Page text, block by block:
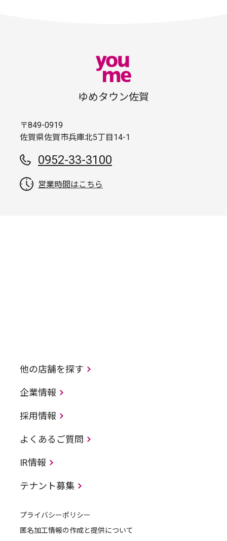
ゆめタウン佐賀
〒849-0919
佐賀県佐賀市兵庫北5丁目14-1
0952-33-3100
営業時間はこちら
他の店舗を探す
企業情報
採用情報
よくあるご質問
IR情報
テナント募集
プライバシーポリシー
匿名加工情報の作成と提供について